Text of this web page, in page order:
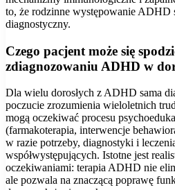
to, że rodzinne występowanie ADHD
diagnostyczny.
Czego pacjent może się
zdiagnozowaniu ADHD w
Dla wielu dorosłych z ADHD sama
poczucie zrozumienia wieloletnich
mogą oczekiwać procesu
(farmakoterapia, interwencje
w razie potrzeby, diagnostyki i
współwystępujących. Istotne jest
oczekiwaniami: terapia ADHD nie
ale pozwala na znaczącą poprawę